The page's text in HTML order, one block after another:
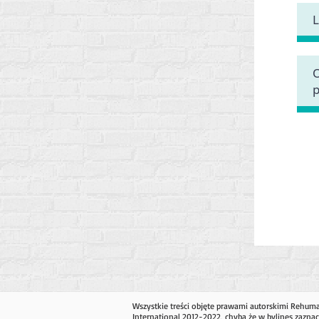
Wszystkie treści objęte prawami autorskimi
International 2012-2022, chyba że w bylines